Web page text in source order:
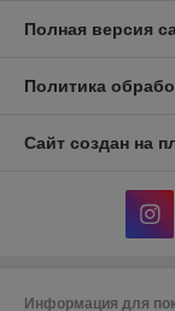
Полная версия
Политика
Сайт создан на
Информация для